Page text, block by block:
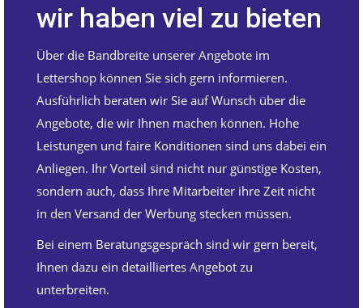
wir haben viel zu bieten
Über die Bandbreite unserer Angebote im
Lettershop können Sie sich gern informieren.
Ausführlich beraten wir Sie auf Wunsch über die
Angebote, die wir Ihnen machen können. Hohe
Leistungen und faire Konditionen sind uns dabei ein
Anliegen. Ihr Vorteil sind nicht nur günstige Kosten,
sondern auch, dass Ihre Mitarbeiter ihre Zeit nicht
in den Versand der Werbung stecken müssen.
Bei einem Beratungsgespräch sind wir gern bereit,
Ihnen dazu ein detailliertes Angebot zu
unterbreiten.